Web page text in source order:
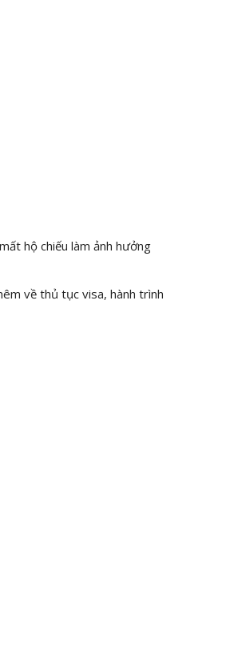
hộ chiếu làm ảnh hưởng
về thủ tục visa, hành trình